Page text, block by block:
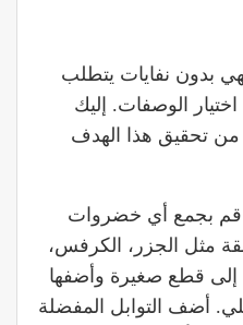
بدون نفايات يتطلب
الوصفات. إليك
تحقيق هذا الهدف
قم بجمع أي خضروات
مثل الجزر، الكرفس،
قطع صغيرة وأضفها
أضف التوابل المفضلة